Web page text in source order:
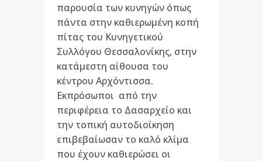
παρουσία των κυνηγών όπως
πάντα στην καθιερωμένη κοπή
πίτας του Κυνηγετικού
Συλλόγου Θεσσαλονίκης, στην
κατάμεστη αίθουσα του
κέντρου Αρχόντισσα.
Εκπρόσωποι από την
περιφέρεια το Δασαρχείο και
την τοπική αυτοδιοίκηση
επιβεβαίωσαν το καλό κλίμα
που έχουν καθιερώσει οι